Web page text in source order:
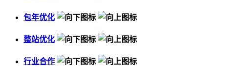
包年优化
整站优化
行业合作